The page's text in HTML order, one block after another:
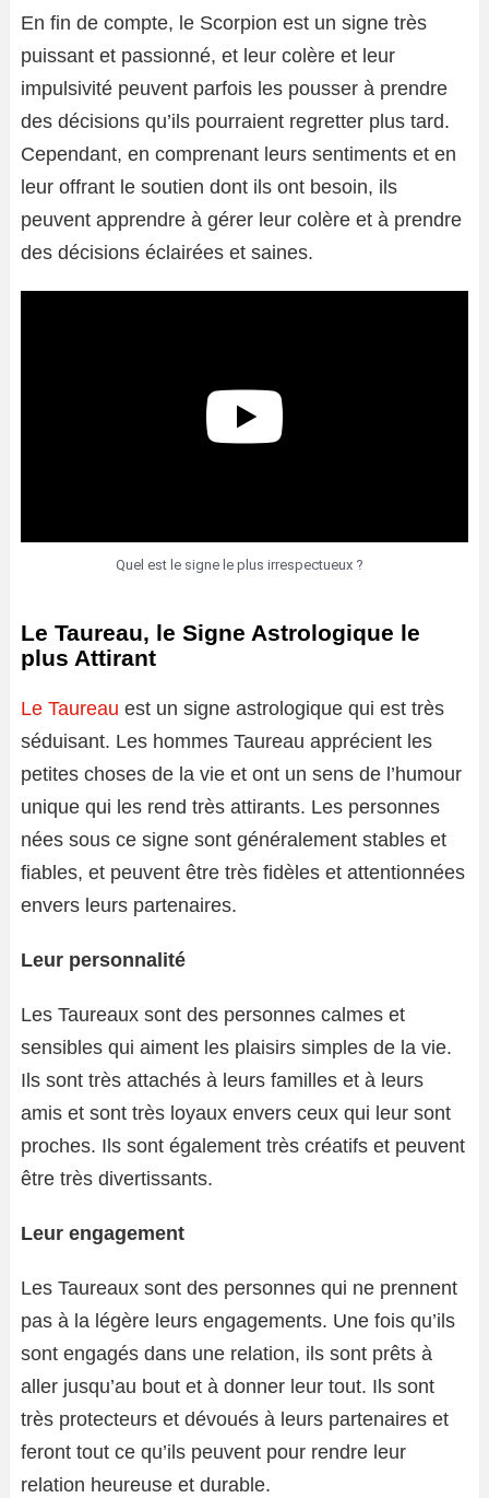
En fin de compte, le Scorpion est un signe très
puissant et passionné, et leur colère et leur
impulsivité peuvent parfois les pousser à prendre
des décisions qu’ils pourraient regretter plus tard.
Cependant, en comprenant leurs sentiments et en
leur offrant le soutien dont ils ont besoin, ils
peuvent apprendre à gérer leur colère et à prendre
des décisions éclairées et saines.
Quel est le signe le plus irrespectueux ?
Le Taureau, le Signe Astrologique le
plus Attirant
Le Taureau est un signe astrologique qui est très
séduisant. Les hommes Taureau apprécient les
petites choses de la vie et ont un sens de l’humour
unique qui les rend très attirants. Les personnes
nées sous ce signe sont généralement stables et
fiables, et peuvent être très fidèles et attentionnées
envers leurs partenaires.
Leur personnalité
Les Taureaux sont des personnes calmes et
sensibles qui aiment les plaisirs simples de la vie.
Ils sont très attachés à leurs familles et à leurs
amis et sont très loyaux envers ceux qui leur sont
proches. Ils sont également très créatifs et peuvent
être très divertissants.
Leur engagement
Les Taureaux sont des personnes qui ne prennent
pas à la légère leurs engagements. Une fois qu’ils
sont engagés dans une relation, ils sont prêts à
aller jusqu’au bout et à donner leur tout. Ils sont
très protecteurs et dévoués à leurs partenaires et
feront tout ce qu’ils peuvent pour rendre leur
relation heureuse et durable.